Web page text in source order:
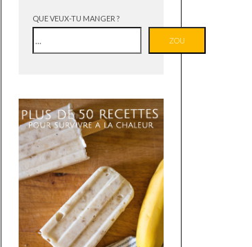
QUE VEUX-TU MANGER ?
ZOU